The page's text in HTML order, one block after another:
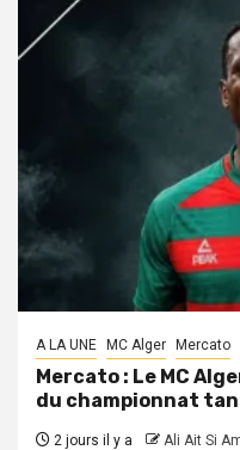
A LA UNE MC Alger Mercato
Mercato : Le MC
du championnat
2 jours il y a Ali Ait Si